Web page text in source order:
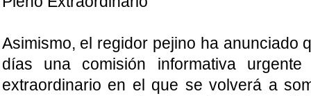
Asimismo, el regidor pejino ha anunciado
días una comisión informativa
extraordinario en el que se volverá a